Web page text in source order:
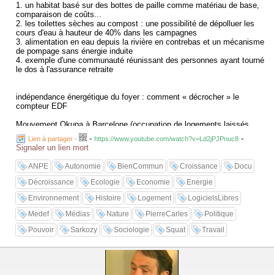
1. un habitat basé sur des bottes de paille comme matériau de base,
comparaison de coûts...
2. les toilettes sèches au compost : une possibilité de dépolluer les
cours d'eau à hauteur de 40% dans les campagnes
3. alimentation en eau depuis la rivière en contrebas et un mécanisme
de pompage sans énergie induite
4. exemple d'une communauté réunissant des personnes ayant tourné
le dos à l'assurance retraite
indépendance énergétique du foyer : comment « décrocher » le
compteur EDF
Mouvement Okupa à Barcelone (occupation de logements laissés
durablement vacants)
collectif Dinero gratis à Barcelone (prônant l'escamotage de denrées
alimentaires dans les grands magasins de centre-ville par le biais de
happenings)
Lien à partager - - https://www.youtube.com/watch?v=Ld2jPJPnuc8 -
Signaler un lien mort
ANPE Autonomie BienCommun Croissance
Docu
Décroissance
Ecologie Economie
Energie
Environnement
Histoire Logement
LogicielsLibres
Medef
Médias Nature PierreCarles
Politique
Pouvoir
Sarkozy Sociologie Squat Travail